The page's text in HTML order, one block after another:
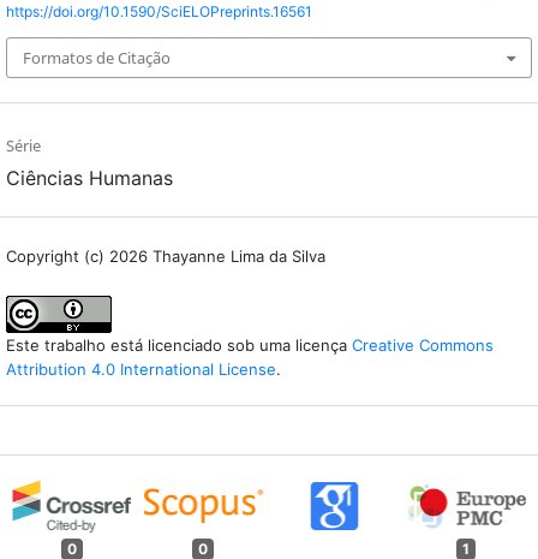
https://doi.org/10.1590/SciELOPreprints.16561
Formatos de Citação
Série
Ciências Humanas
Copyright (c) 2026 Thayanne Lima da Silva
Este trabalho está licenciado sob uma licença Creative Commons
Attribution 4.0 International License.
0 0 1